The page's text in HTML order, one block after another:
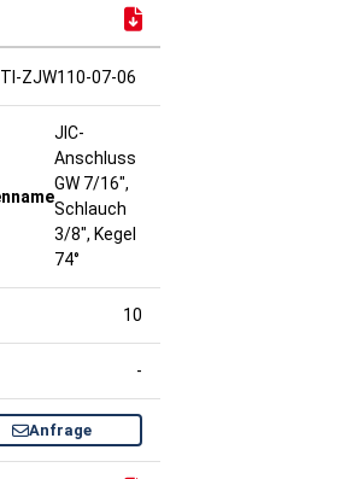
TI-ZJW110-07-06
JIC-
Anschluss
GW 7/16",
Schlauch
3/8", Kegel
74°
10
-
Anfrage